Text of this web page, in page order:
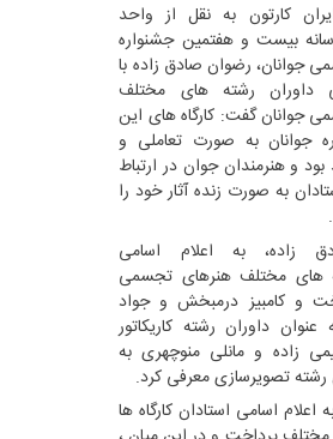
کارتون به نقل از واحد
بیست و هفتمین جشنواره
جوانان، رضوان صادق زاده با
داوران رشته های مختلف
جوانان گفت: کارگاه های این
جوانان به صورت تعاملی و
بود و هنرمندان جوان در ارتباط
به صورت زنده آثار خود را
زاده، به اعلام اسامی
های مختلف هنرهای تجسمی
و کامبیز درمبخش و جواد
عنوان داوران رشته کاریکاتور
زاده و مانلی منوچهری به
رشته تصویرسازی معرفی کرد.
اعلام اسامی استادان کارگاه ها